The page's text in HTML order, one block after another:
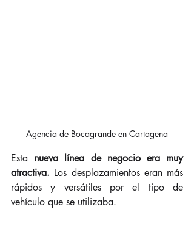
Agencia de Bocagrande en Cartagena
Esta nueva línea de negocio era muy
atractiva. Los desplazamientos eran más
rápidos y versátiles por el tipo de
vehículo que se utilizaba.